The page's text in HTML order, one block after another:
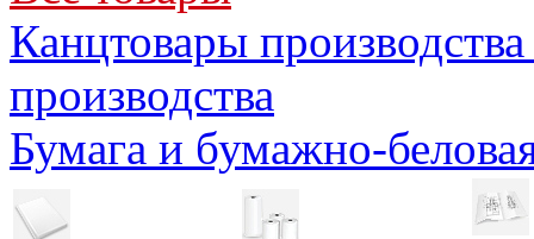
Канцтовары
производства
Бумага и бумажно-